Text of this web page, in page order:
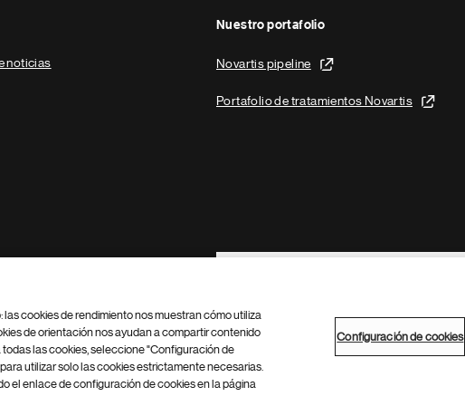
noticias
Nuestro portafolio
Novartis pipeline
Portafolio de tratamientos Novartis
Footer Site Search
Configuración de cookies Mapa del sitio
cookies de rendimiento nos muestran cómo utiliza
de orientación nos ayudan a compartir contenido
las cookies, seleccione "Configuración de
utilizar solo las cookies estrictamente necesarias.
el enlace de configuración de cookies en la página
Configuración de cookies